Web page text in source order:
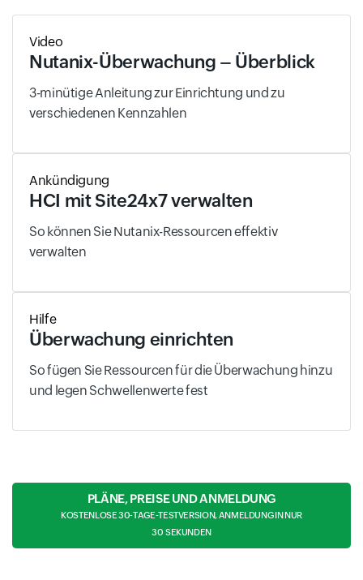
Video
Nutanix-Überwachung – Überblick
3-minütige Anleitung zur Einrichtung und zu
verschiedenen Kennzahlen
Ankündigung
HCI mit Site24x7 verwalten
So können Sie Nutanix-Ressourcen effektiv
verwalten
Hilfe
Überwachung einrichten
So fügen Sie Ressourcen für die Überwachung hinzu
und legen Schwellenwerte fest
PLÄNE, PREISE UND ANMELDUNG
KOSTENLOSE 30-TAGE-TESTVERSION, ANMELDUNG IN NUR
30 SEKUNDEN